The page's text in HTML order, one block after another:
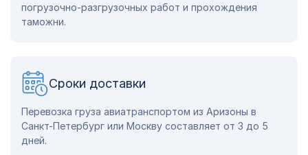
погрузочно-разгрузочных работ и прохождения
таможни.
Сроки доставки
Перевозка груза авиатранспортом из Аризоны в
Санкт-Петербург или Москву составляет от 3 до 5
дней.